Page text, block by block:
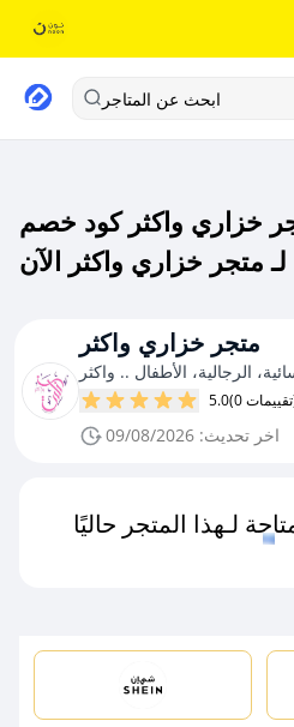
ابحث عن المتاجر
خزاري واكثر كود خصم
متجر خزاري واكثر
الرجالية، الأطفال .. واكثر
5.0
اخر تحديث: 09/08/2026